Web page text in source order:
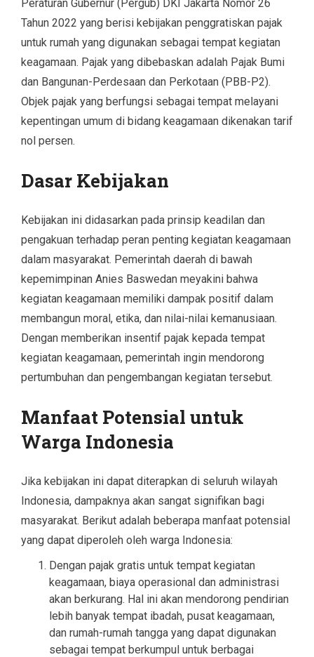
Peraturan Gubernur (Pergub) DKI Jakarta Nomor 26
Tahun 2022 yang berisi kebijakan penggratiskan pajak
untuk rumah yang digunakan sebagai tempat kegiatan
keagamaan. Pajak yang dibebaskan adalah Pajak Bumi
dan Bangunan-Perdesaan dan Perkotaan (PBB-P2).
Objek pajak yang berfungsi sebagai tempat melayani
kepentingan umum di bidang keagamaan dikenakan tarif
nol persen.
Dasar Kebijakan
Kebijakan ini didasarkan pada prinsip keadilan dan
pengakuan terhadap peran penting kegiatan keagamaan
dalam masyarakat. Pemerintah daerah di bawah
kepemimpinan Anies Baswedan meyakini bahwa
kegiatan keagamaan memiliki dampak positif dalam
membangun moral, etika, dan nilai-nilai kemanusiaan.
Dengan memberikan insentif pajak kepada tempat
kegiatan keagamaan, pemerintah ingin mendorong
pertumbuhan dan pengembangan kegiatan tersebut.
Manfaat Potensial untuk
Warga Indonesia
Jika kebijakan ini dapat diterapkan di seluruh wilayah
Indonesia, dampaknya akan sangat signifikan bagi
masyarakat. Berikut adalah beberapa manfaat potensial
yang dapat diperoleh oleh warga Indonesia:
Dengan pajak gratis untuk tempat kegiatan
keagamaan, biaya operasional dan administrasi
akan berkurang. Hal ini akan mendorong pendirian
lebih banyak tempat ibadah, pusat keagamaan,
dan rumah-rumah tangga yang dapat digunakan
sebagai tempat berkumpul untuk berbagai